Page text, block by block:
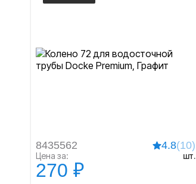
8435562 4.8(10)
Цена за: шт.
270 ₽